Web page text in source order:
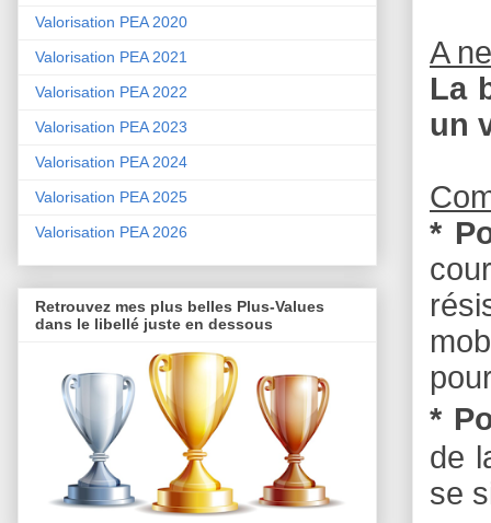
A
La
un
*
*
de
se
Valorisation PEA 2020
Valorisation PEA 2021
Valorisation PEA 2022
Valorisation PEA 2023
Valorisation PEA 2024
Valorisation PEA 2025
Valorisation PEA 2026
Retrouvez mes plus belles Plus-Values
dans le libellé juste en dessous